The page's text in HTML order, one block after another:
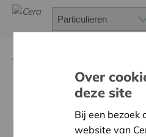
Het hermaken
sanitair
Over
deze site
Bij een bezoek
website van